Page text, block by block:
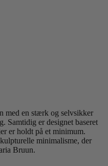
med en stærk og selvsikker
Samtidig er designet baseret
er holdt på et minimum.
minimalisme, der
Bruun.